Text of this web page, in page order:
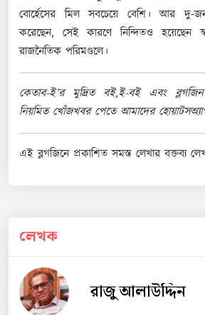
বোর্হেসের মিল সবচেয়ে বেশি। আর দু-
করেছেন, সেই কারণে নিন্দিতও হয়েছেন
রাজনৈতিক পরিমণ্ডলে।
কেতাব-ই’র মুদ্রিত বই,ই-বই এবং ব্লগজিন
নিয়মিত খোঁজখবর পেতে আমাদের
এই ব্লগজিনে প্রকাশিত সমস্ত লেখার বক্তব্য
লেখক
রাজু আলাউদ্দিন